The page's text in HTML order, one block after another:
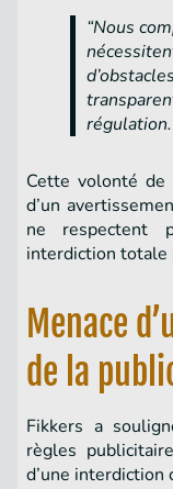
“Nous
Cette volonté de
d’un
ne respectent
interdiction totale
Menace
de la
Fikkers a
règles
d’une interdiction